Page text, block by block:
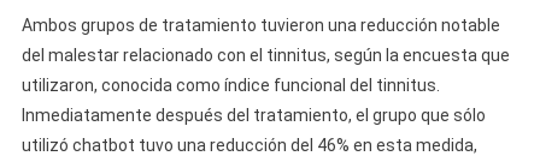
Ambos grupos de tratamiento tuvieron una reducción notable
del malestar relacionado con el tinnitus, según la encuesta que
utilizaron, conocida como índice funcional del tinnitus.
Inmediatamente después del tratamiento, el grupo que sólo
utilizó chatbot tuvo una reducción del 46% en esta medida,